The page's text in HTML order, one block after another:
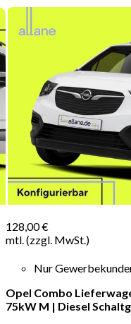
128,00 €
mtl. (zzgl. MwSt.)
Nur
Opel Combo
75kW M | Diesel